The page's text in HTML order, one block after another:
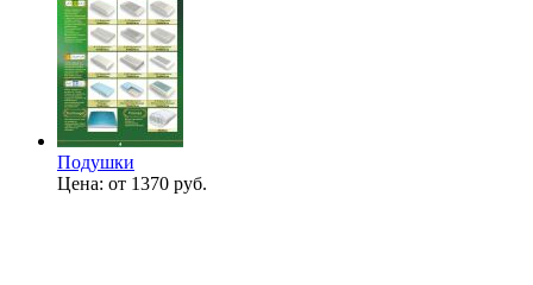
Подушки
Цена: от 1370 руб.